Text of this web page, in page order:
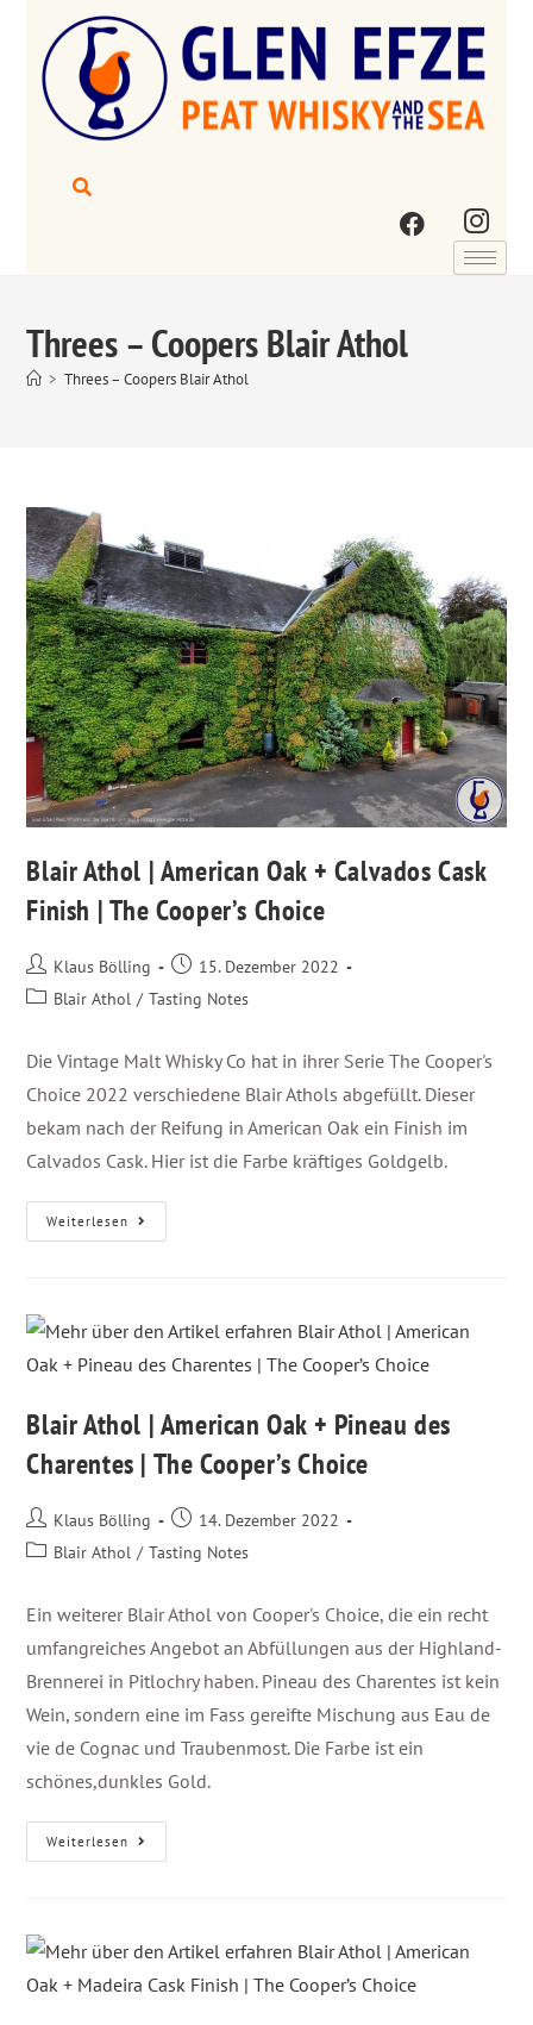
Threes – Coopers Blair Athol
> Threes – Coopers Blair Athol
Blair Athol | American Oak + Calvados Cask
Finish | The Cooper’s Choice
Klaus Bölling
15. Dezember 2022
Blair Athol / Tasting Notes
Die Vintage Malt Whisky Co hat in ihrer Serie The Cooper's
Choice 2022 verschiedene Blair Athols abgefüllt. Dieser
bekam nach der Reifung in American Oak ein Finish im
Calvados Cask. Hier ist die Farbe kräftiges Goldgelb.
Weiterlesen
Blair Athol | American Oak + Pineau des
Charentes | The Cooper’s Choice
Klaus Bölling
14. Dezember 2022
Blair Athol / Tasting Notes
Ein weiterer Blair Athol von Cooper's Choice, die ein recht
umfangreiches Angebot an Abfüllungen aus der Highland-
Brennerei in Pitlochry haben. Pineau des Charentes ist kein
Wein, sondern eine im Fass gereifte Mischung aus Eau de
vie de Cognac und Traubenmost. Die Farbe ist ein
schönes,dunkles Gold.
Weiterlesen